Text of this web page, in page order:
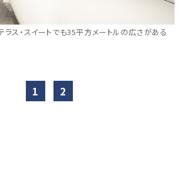
ラス・スイートでも35平方メートルの広さがある
1 2